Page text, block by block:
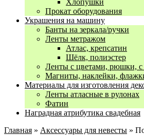
Прокат оборудования
Украшения на машину
Банты на зеркала/ручки
Ленты метражом
Атлас, крепсатин
Шёлк, полиэстер
Ленты с цветами, рюшки, с
Магниты, наклейки,
Материалы для изготовления
Ленты атласные в рулонах
Фатин
Наградная атрибутика свадебная
Главная » Аксессуары для невесты »